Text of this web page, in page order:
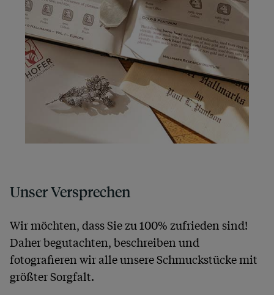
Unser Versprechen
Wir möchten, dass Sie zu 100% zufrieden sind!
Daher begutachten, beschreiben und
fotografieren wir alle unsere Schmuckstücke mit
größter Sorgfalt.